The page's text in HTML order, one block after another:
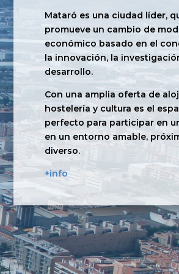
Mataró es una ciudad líder,
promueve un cambio de
económico basado en el
la innovación, la
desarrollo.
Con una amplia oferta de
hostelería y cultura es el
perfecto para participar en
en un entorno amable,
diverso.
+info